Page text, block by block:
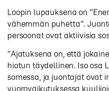
Loopin lupauksena on
vähemmän puhetta”.
persoonat ovat aktiivisia
”Ajatuksena on, että
hiotun täydellinen. Iso osa
somessa, ja juontajat ovat
vuorovaikutuksessa